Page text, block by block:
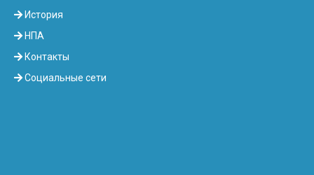
История
НПА
Контакты
Социальные сети